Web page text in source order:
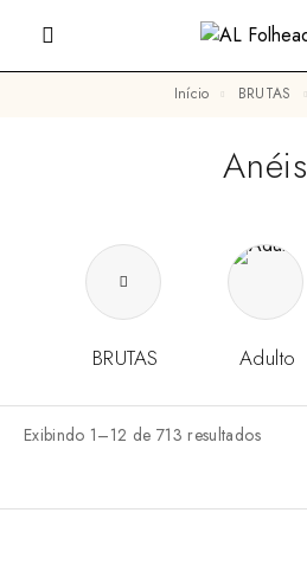
Início BRUTAS
Anéis
BRUTAS Adulto
Exibindo 1–12 de 713 resultados